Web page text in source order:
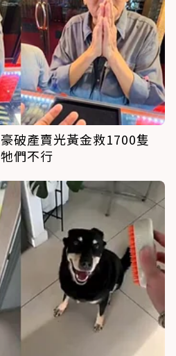
破產賣光黃金救1700隻
們不行